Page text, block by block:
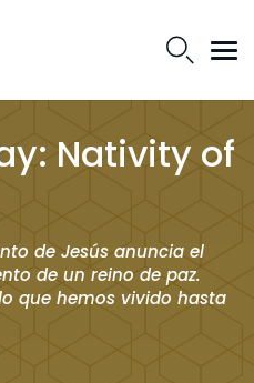
Nativity of
de Jesús anuncia el
de un reino de paz.
que hemos vivido hasta